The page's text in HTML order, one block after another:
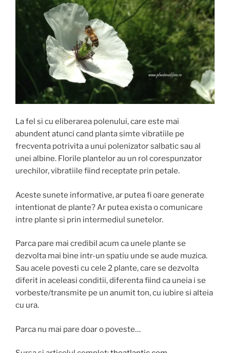
La fel si cu eliberarea polenului, care este mai
abundent atunci cand planta simte vibratiile pe
frecventa potrivita a unui polenizator salbatic sau al
unei albine. Florile plantelor au un rol corespunzator
urechilor, vibratiile fiind receptate prin petale.
Aceste sunete informative, ar putea fi oare generate
intentionat de plante? Ar putea exista o comunicare
intre plante si prin intermediul sunetelor.
Parca pare mai credibil acum ca unele plante se
dezvolta mai bine intr-un spatiu unde se aude muzica.
Sau acele povesti cu cele 2 plante, care se dezvolta
diferit in aceleasi conditii, diferenta fiind ca uneia i se
vorbeste/transmite pe un anumit ton, cu iubire si alteia
cu ura.
Parca nu mai pare doar o poveste…